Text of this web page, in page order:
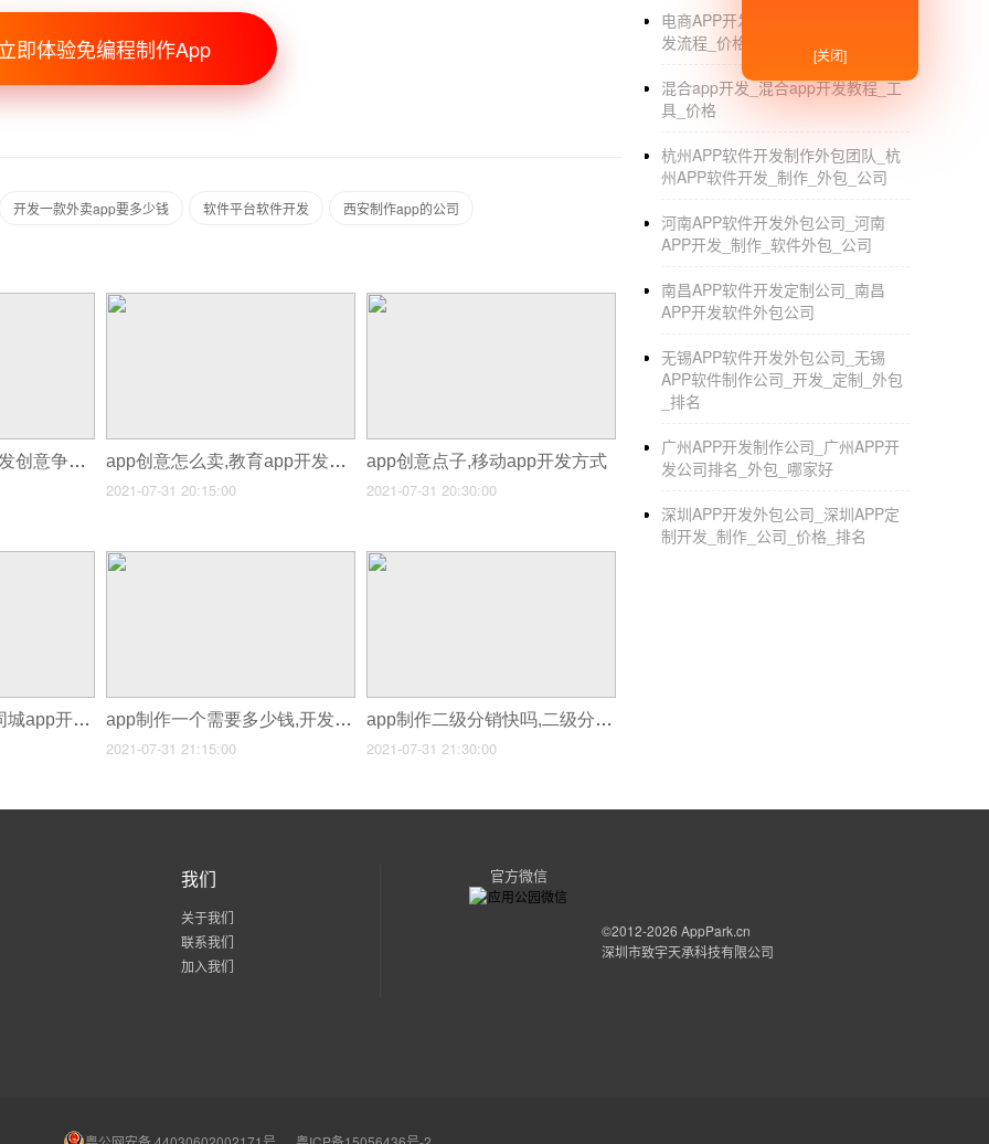
台，开发，公司的普通APP很难留住用户。
难以挽留。
所以 想做APP，一定要选择好的公司，比较
站，大公司，的技术和高可靠性值得选择。
即体验免编程制作App
开发一款外卖app要多少钱 软件平台软件开发 西安制作app的公司
app创意开发,app开发创意争霸赛 app创意怎么卖,教育app开发要素
2021-07-31 20:15:00
app创意点子,移动app开发方式
2021-07-31 20:30:00
app制作58同城,58同城app开发原因 app制作一个需要多少钱,开发一个网络商城app要多少钱
2021-07-31 21:15:00
app制作二级分销快吗,二级分销系统开发app
2021-07-31 21:30:00
电商APP开发解决方案_电商APP开
发流程_价格
混合app开发_混合app开发教程_工
具_价格
杭州APP软件开发制作外包团队_杭
州APP软件开发_制作_外包_公司
河南APP软件开发外包公司_河南
APP开发_制作_软件外包_公司
南昌APP软件开发定制公司_南昌
APP开发软件外包公司
无锡APP软件开发外包公司_无锡
APP软件制作公司_开发_定制_外包
_排名
广州APP开发制作公司_广州APP开
发公司排名_外包_哪家好
深圳APP开发外包公司_深圳APP定
制开发_制作_公司_价格_排名
我们
关于我们
联系我们
加入我们
官方微信
©2012-2026 AppPark.cn
深圳市致宇天承科技有限公司
[关闭]